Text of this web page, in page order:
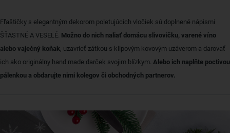
Fľaštičky s elegantným dekorom poletujúcich vločiek sú doplnené nápismi
ŠŤASTNÉ A VESELÉ. Možno do nich naliať domácu slivovičku, varené víno
alebo vaječný koňak , uzavrieť zátkou s klipovým kovovým uzáverom a darovať
ich ako originálny hand made darček svojim blízkym. Alebo ich naplňte poctivou
pálenkou a obdarujte nimi kolegov či obchodných partnerov.